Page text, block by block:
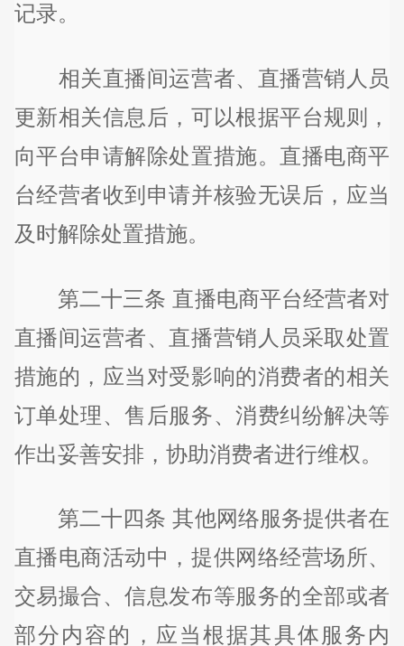
记录。
相关直播间运营者、直播营销人员
更新相关信息后，可以根据平台规则，
向平台申请解除处置措施。直播电商平
台经营者收到申请并核验无误后，应当
及时解除处置措施。
第二十三条 直播电商平台经营者对
直播间运营者、直播营销人员采取处置
措施的，应当对受影响的消费者的相关
订单处理、售后服务、消费纠纷解决等
作出妥善安排，协助消费者进行维权。
第二十四条 其他网络服务提供者在
直播电商活动中，提供网络经营场所、
交易撮合、信息发布等服务的全部或者
部分内容的，应当根据其具体服务内